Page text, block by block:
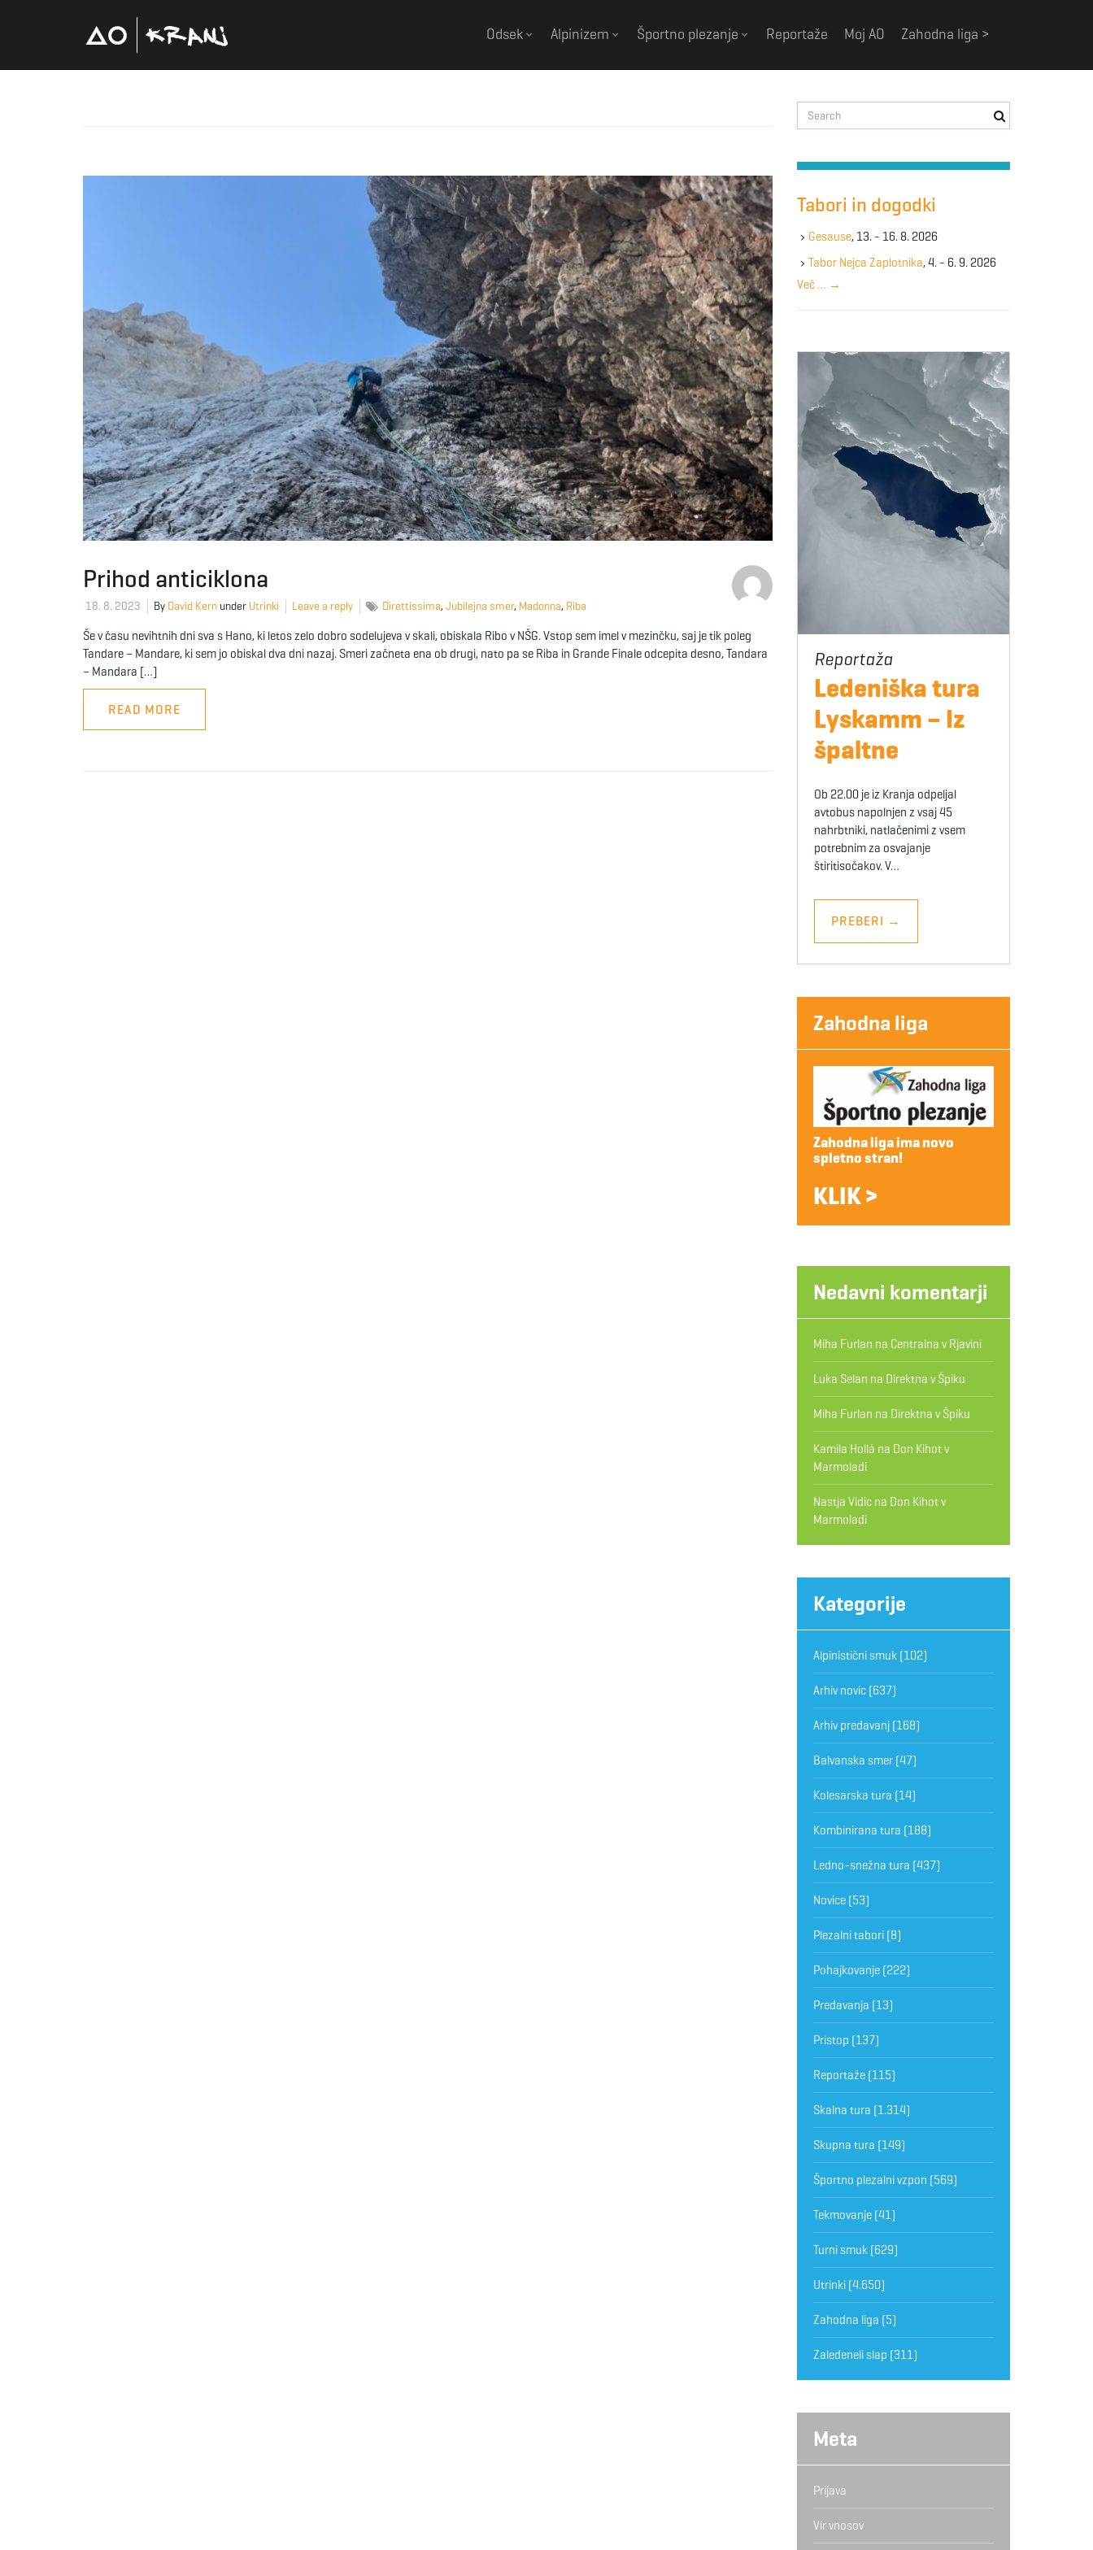
Odsek Alpinizem Športno plezanje Reportaže Moj AO Zahodna liga >
Prihod anticiklona
18. 8. 2023 By David Kern under Utrinki Leave a reply Direttissima, Jubilejna smer, Madonna, Riba
Še v času nevihtnih dni sva s Hano, ki letos zelo dobro sodelujeva v skali, obiskala Ribo v NŠG. Vstop sem imel v mezinčku, saj je tik poleg
Tandare – Mandare, ki sem jo obiskal dva dni nazaj. Smeri začneta ena ob drugi, nato pa se Riba in Grande Finale odcepita desno, Tandara
– Mandara […]
READ MORE
e
r
h
e
w
o
r
Tabori in dogodki
Gesause, 13. - 16. 8. 2026
Tabor Nejca Zaplotnika, 4. - 6. 9. 2026
Več … →
Ledeniška tura
Lyskamm – Iz
špaltne
Ob 22.00 je iz Kranja odpeljal
avtobus napolnjen z vsaj 45
nahrbtniki, natlačenimi z vsem
potrebnim za osvajanje
štiritisočakov. V…
PREBERI →
Zahodna liga
Zahodna liga ima novo
spletno stran!
KLIK >
Nedavni komentarji
Miha Furlan na Centralna v Rjavini
Luka Selan na Direktna v Špiku
Miha Furlan na Direktna v Špiku
Kamila Hollá na Don Kihot v
Marmoladi
Nastja Vidicna Don Kihot v
Marmoladi
Kategorije
Alpinistični smuk(102)
Arhiv novic(637)
Arhiv predavanj(168)
Balvanska smer(47)
Kolesarska tura (14)
Kombinirana tura (188)
Ledno-snežna tura (437)
Novice(53)
Plezalni tabori(8)
Pohajkovanje(222)
Predavanja (13)
Pristop (137)
Reportaže(115)
Skalna tura (1.314)
Skupna tura (149)
Športno plezalni vzpon (569)
Tekmovanje(41)
Turni smuk(629)
Utrinki(4.650)
Zahodna liga (5)
Zaledeneli slap (311)
Meta
Prijava
Vir vnosov